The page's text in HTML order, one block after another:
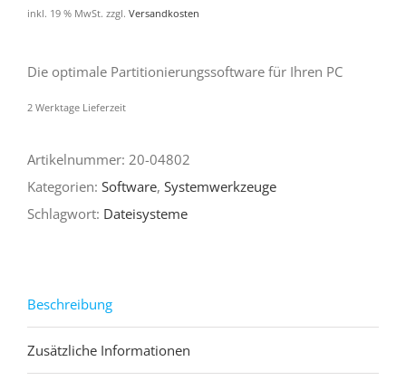
Preis
39,95 €
Preis
19,99 €.
inkl. 19 % MwSt. zzgl. Versandkosten
Die optimale Partitionierungssoftware für Ihren PC
2 Werktage Lieferzeit
Artikelnummer: 20-04802
Kategorien: Software, Systemwerkzeuge
Schlagwort: Dateisysteme
Beschreibung
Zusätzliche Informationen